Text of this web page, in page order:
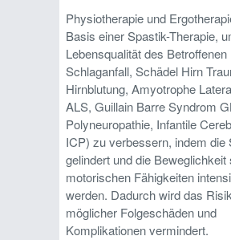
Physiotherapie und
Basis einer Spastik-Therapie,
Lebensqualität des Betroffenen
Schlaganfall, Schädel Hirn
Hirnblutung, Amyotrophe
ALS, Guillain Barre Syndrom
Polyneuropathie, Infantile
ICP) zu verbessern, indem die
gelindert und die Beweglichkeit
motorischen Fähigkeiten
werden. Dadurch wird das
möglicher Folgeschäden und
Komplikationen vermindert.